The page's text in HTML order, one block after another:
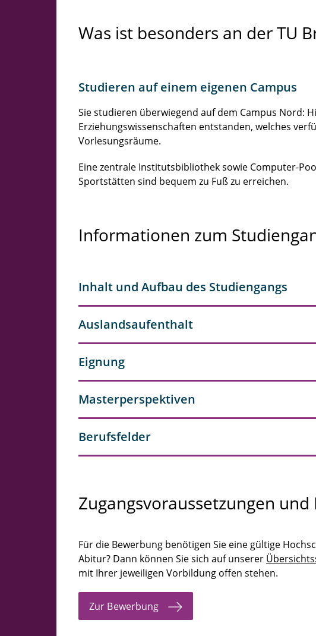
Was ist besonders an der TU
Studieren auf einem eigenen Campus
Sie studieren überwiegend auf dem Campus Nord:
Erziehungswissenschaften entstanden, welches
Vorlesungsräume.
Eine zentrale Institutsbibliothek sowie Computer-
Sportstätten sind bequem zu Fuß zu erreichen.
Informationen zum
Inhalt und Aufbau des Studiengangs
Auslandsaufenthalt
Eignung
Masterperspektiven
Berufsfelder
Zugangsvoraussetzungen
Für die Bewerbung benötigen Sie eine gültige
Abitur? Dann können Sie sich auf unserer
mit Ihrer jeweiligen Vorbildung offen stehen.
Zur Bewerbung